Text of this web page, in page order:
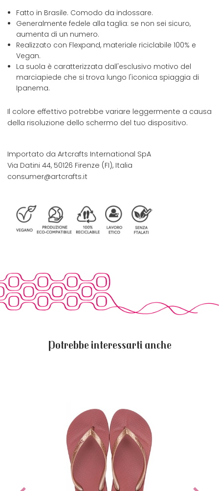
Fatto in Brasile. Comodo da indossare.
Generalmente fedele alla taglia: se non sei sicuro,
aumenta di un numero.
Realizzato con Flexpand, materiale riciclabile 100% e
Vegan.
La suola è caratterizzata dall'esclusivo motivo del
marciapiede che si trova lungo l'iconica spiaggia di
Ipanema.
Il colore effettivo potrebbe variare leggermente a causa
della risoluzione dello schermo del tuo dispositivo.
Importato da Artcrafts International SpA
Via Datini 44, 50126 Firenze (FI), Italia
consumer@artcrafts.it
Potrebbe interessarti anche